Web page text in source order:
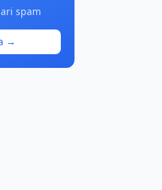
spam
→